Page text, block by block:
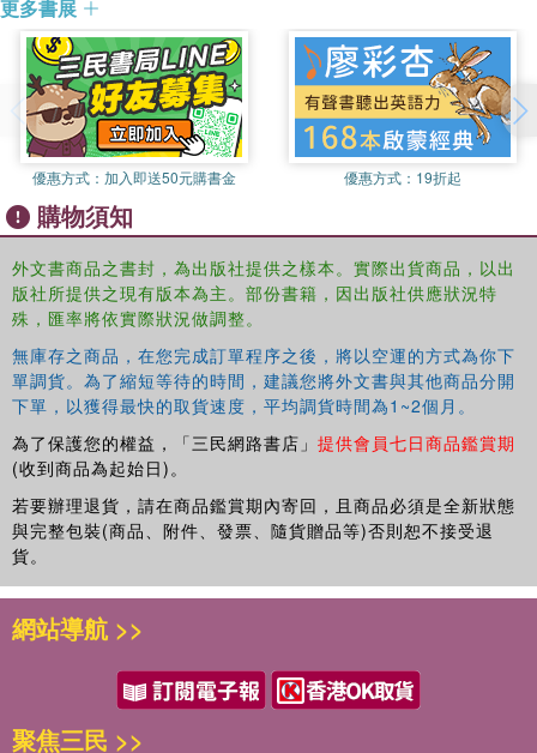
Born of these questions, the 11th Annual Kravis-de Roulet
Leadership Conference at Claremont McKenna College brought
together an impressive slate of scholars whose theories, research,
and cutting-edge techniques are now gathered together in this
impressive volume. Each chapter asks and answers questions
about the current state of the field while providing future direction for
research to help bridge the gap between leadership researchers
and leadership development practitioners. Notable topics include
chapters on "e-leadership" and leadership within the "virtual"
organization, exploring 360-degree feedback, the importance of
"social capital," and a comprehensive analysis of the well-
researched theory of Leader Member Exchange.
更多書展
優惠方式： 加入即送50元購書金 優惠方式： 19折起
購物須知
外文書商品之書封，為出版社提供之樣本。實際出貨商品，以出
版社所提供之現有版本為主。部份書籍，因出版社供應狀況特
殊，匯率將依實際狀況做調整。
無庫存之商品，在您完成訂單程序之後，將以空運的方式為你下
單調貨。為了縮短等待的時間，建議您將外文書與其他商品分開
下單，以獲得最快的取貨速度，平均調貨時間為1~2個月。
為了保護您的權益，「三民網路書店」 提供會員七日商品鑑賞期
(收到商品為起始日)。
若要辦理退貨，請在商品鑑賞期內寄回，且商品必須是全新狀態
與完整包裝(商品、附件、發票、隨貨贈品等)否則恕不接受退
貨。
網站導航 >>
聚焦三民 >>